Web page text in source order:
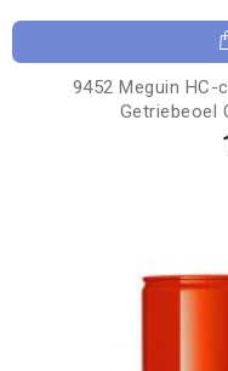
9452 Meguin НС-
Getriebeoel